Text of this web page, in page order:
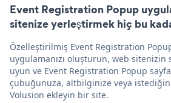
Event Registration Popup
sitenize yerleştirmek hiç bu
Özelleştirilmiş Event Registration
uygulamanızı oluşturun, web
uyun ve Event Registration Popup
çubuğunuza, altbilginize veya
Volusion ekleyin bir site.